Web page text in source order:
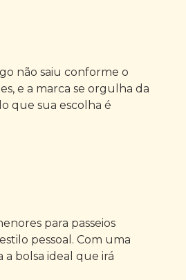
não saiu conforme o
e a marca se orgulha da
que sua escolha é
para passeios
pessoal. Com uma
bolsa ideal que irá